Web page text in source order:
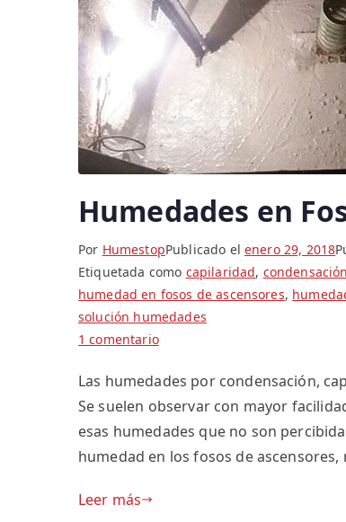
Humedades en
Por HumestopPublicado elenero 29, 2018
Etiquetada como capilaridad, condensación
humedad en fosos de ascensores,
solución humedades
1 comentarioen
en
Fosos
de
Ascensores
Las humedades por condensación,
Se suelen observar con mayor
esas humedades que no son
humedad en los fosos de
Leer más